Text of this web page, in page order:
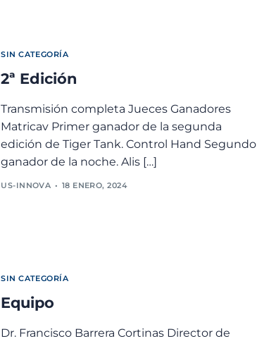
SIN CATEGORÍA
2ª Edición
Transmisión completa Jueces Ganadores
Matricav Primer ganador de la segunda
edición de Tiger Tank. Control Hand Segundo
ganador de la noche. Alis […]
US-INNOVA 18 ENERO, 2024
SIN CATEGORÍA
Equipo
Dr. Francisco Barrera Cortinas Director de